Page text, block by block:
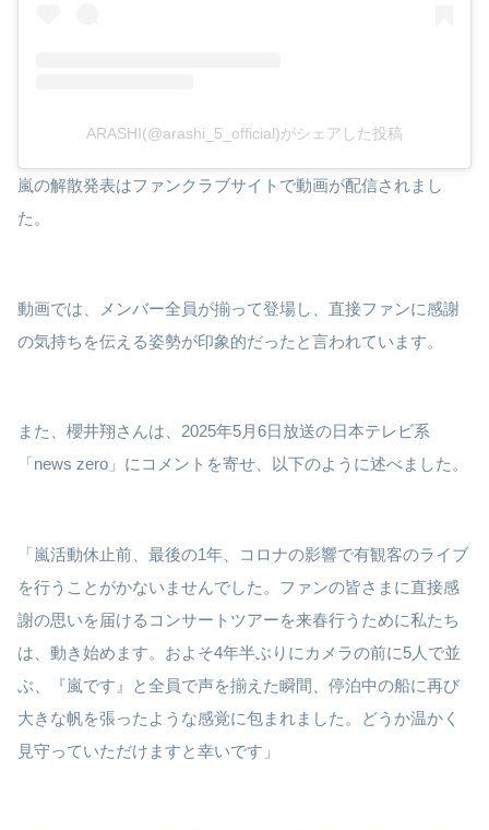
ARASHI(@arashi_5_official)がシェアした投稿
嵐の解散発表はファンクラブサイトで動画が配信されまし
た。
動画では、メンバー全員が揃って登場し、直接ファンに感謝
の気持ちを伝える姿勢が印象的だったと言われています。
また、櫻井翔さんは、2025年5月6日放送の日本テレビ系
「news zero」にコメントを寄せ、以下のように述べました。
「嵐活動休止前、最後の1年、コロナの影響で有観客のライブ
を行うことがかないませんでした。ファンの皆さまに直接感
謝の思いを届けるコンサートツアーを来春行うために私たち
は、動き始めます。およそ4年半ぶりにカメラの前に5人で並
ぶ、『嵐です』と全員で声を揃えた瞬間、停泊中の船に再び
大きな帆を張ったような感覚に包まれました。どうか温かく
見守っていただけますと幸いです」